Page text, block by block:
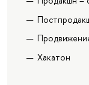
Хакатон